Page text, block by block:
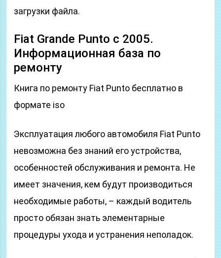
загрузки файла.
Fiat Grande Punto с 2005.
Информационная база по
ремонту
Книга по ремонту Fiat Punto бесплатно в
формате iso
Эксплуатация любого автомобиля Fiat Punto
невозможна без знаний его устройства,
особенностей обслуживания и ремонта. Не
имеет значения, кем будут производиться
необходимые работы, – каждый водитель
просто обязан знать элементарные
процедуры ухода и устранения неполадок.